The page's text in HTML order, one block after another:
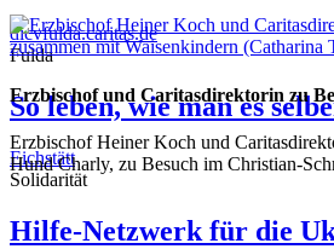
dicvfulda.caritas.de
Fulda
So leben, wie man es
Eichstätt
Solidarität
Hilfe-Netzwerk für die
Erzbischof und Caritasdirektorin zu
Erzbischof Heiner Koch und
Hund Charly, zu Besuch im Christian-